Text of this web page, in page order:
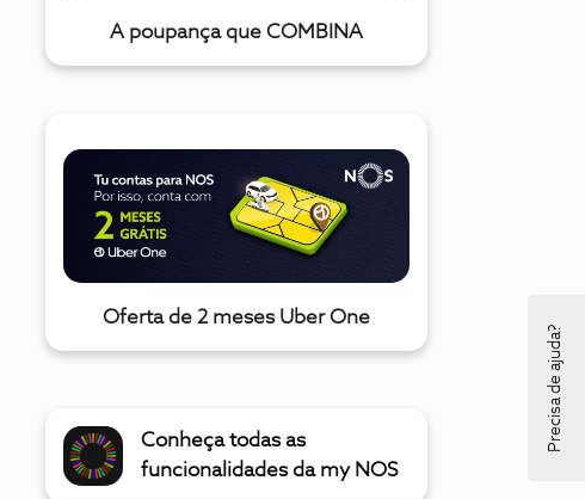
A poupança que COMBINA
Oferta de 2 meses Uber One
Conheça todas as
funcionalidades da my NOS
Precisa de ajuda?